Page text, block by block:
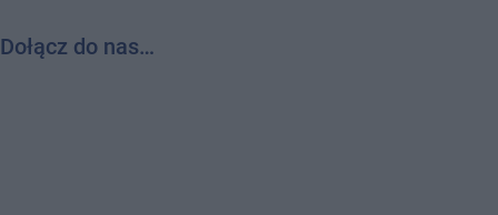
Dołącz do nas…